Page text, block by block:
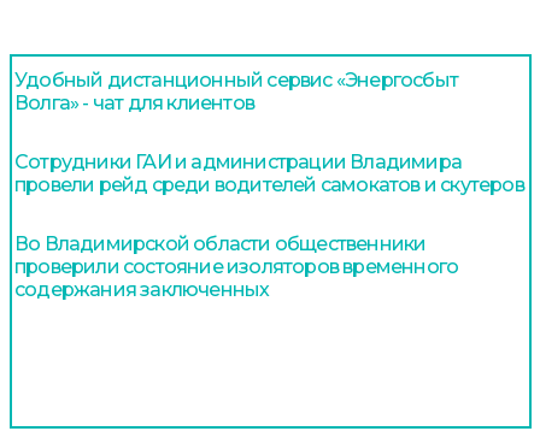
Удобный дистанционный сервис «Энергосбыт
Волга» - чат для клиентов
Сотрудники ГАИ и администрации Владимира
провели рейд среди водителей самокатов и скутеров
Во Владимирской области общественники
проверили состояние изоляторов временного
содержания заключенных